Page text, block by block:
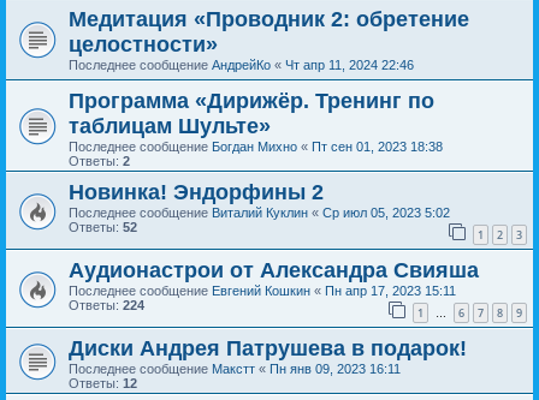
Медитация «Проводник 2: обретение
целостности»
Последнее сообщение АндрейКо « Чт апр 11, 2024 22:46
Программа «Дирижёр. Тренинг по
таблицам Шульте»
Последнее сообщение Богдан Михно « Пт сен 01, 2023 18:38
Ответы: 2
Новинка! Эндорфины 2
Последнее сообщение Виталий Куклин « Ср июл 05, 2023 5:02
Ответы: 52 1 2 3
Аудионастрои от Александра Свияша
Последнее сообщение Евгений Кошкин « Пн апр 17, 2023 15:11
Ответы: 224 1 … 6 7 8 9
Диски Андрея Патрушева в подарок!
Последнее сообщение Макстт « Пн янв 09, 2023 16:11
Ответы: 12